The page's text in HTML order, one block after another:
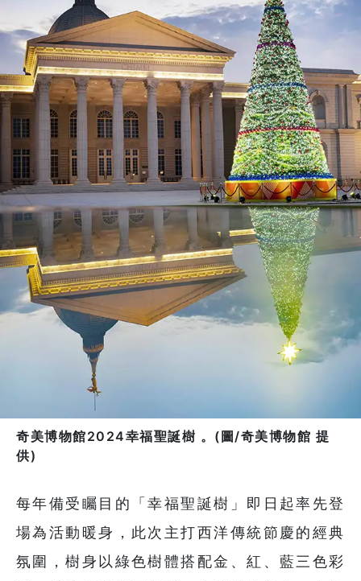
奇美博物館2024幸福聖誕樹 。(圖/奇美博物館 提
供)
每年備受矚目的「幸福聖誕樹」即日起率先登
場為活動暖身，此次主打西洋傳統節慶的經典
氛圍，樹身以綠色樹體搭配金、紅、藍三色彩